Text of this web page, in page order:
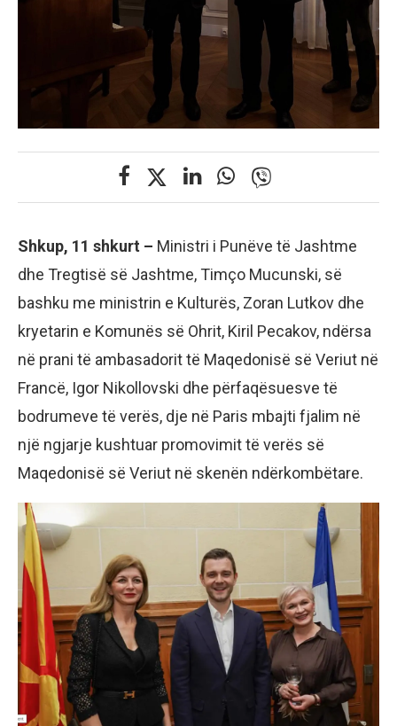
Shkup, 11 shkurt – Ministri i Punëve të Jashtme
dhe Tregtisë së Jashtme, Timço Mucunski, së
bashku me ministrin e Kulturës, Zoran Lutkov dhe
kryetarin e Komunës së Ohrit, Kiril Pecakov, ndërsa
në prani të ambasadorit të Maqedonisë së Veriut në
Francë, Igor Nikollovski dhe përfaqësuesve të
bodrumeve të verës, dje në Paris mbajti fjalim në
një ngjarje kushtuar promovimit të verës së
Maqedonisë së Veriut në skenën ndërkombëtare.